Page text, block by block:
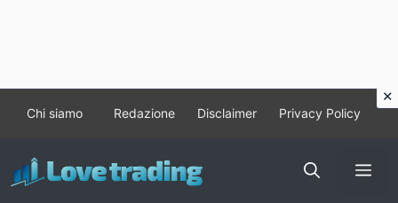
contenuto
Chi siamo Redazione Disclaimer Privacy Policy